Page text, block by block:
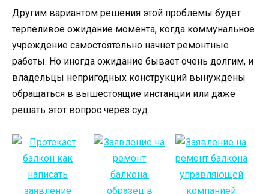
Другим вариантом решения этой проблемы будет
терпеливое ожидание момента, когда коммунальное
учреждение самостоятельно начнет ремонтные
работы. Но иногда ожидание бывает очень долгим, и
владельцы непригодных конструкций вынуждены
обращаться в вышестоящие инстанции или даже
решать этот вопрос через суд.